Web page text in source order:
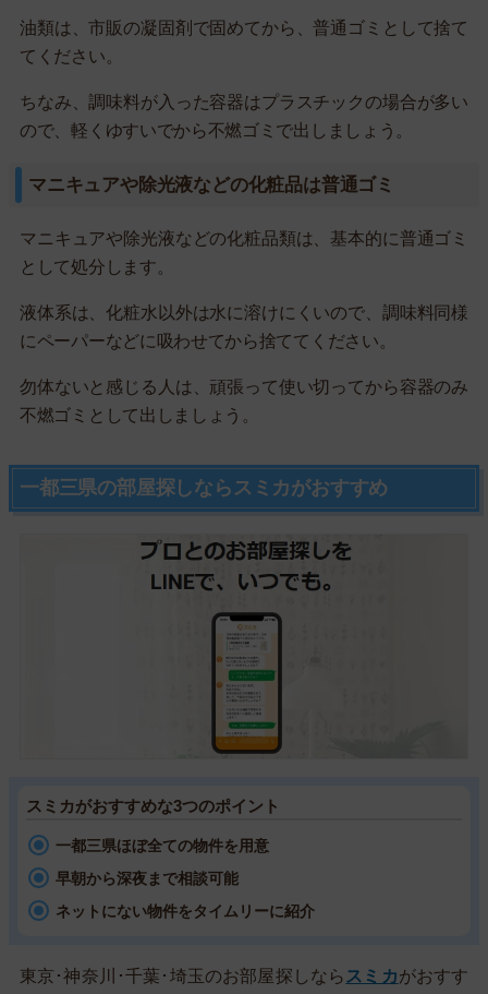
油類は、市販の凝固剤で固めてから、普通ゴミとして捨て
てください。
ちなみ、調味料が入った容器はプラスチックの場合が多い
ので、軽くゆすいでから不燃ゴミで出しましょう。
マニキュアや除光液などの化粧品は普通ゴミ
マニキュアや除光液などの化粧品類は、基本的に普通ゴミ
として処分します。
液体系は、化粧水以外は水に溶けにくいので、調味料同様
にペーパーなどに吸わせてから捨ててください。
勿体ないと感じる人は、頑張って使い切ってから容器のみ
不燃ゴミとして出しましょう。
一都三県の部屋探しならスミカがおすすめ
スミカがおすすめな3つのポイント
一都三県ほぼ全ての物件を用意
早朝から深夜まで相談可能
ネットにない物件をタイムリーに紹介
東京･神奈川･千葉･埼玉のお部屋探しなら スミカがおすす